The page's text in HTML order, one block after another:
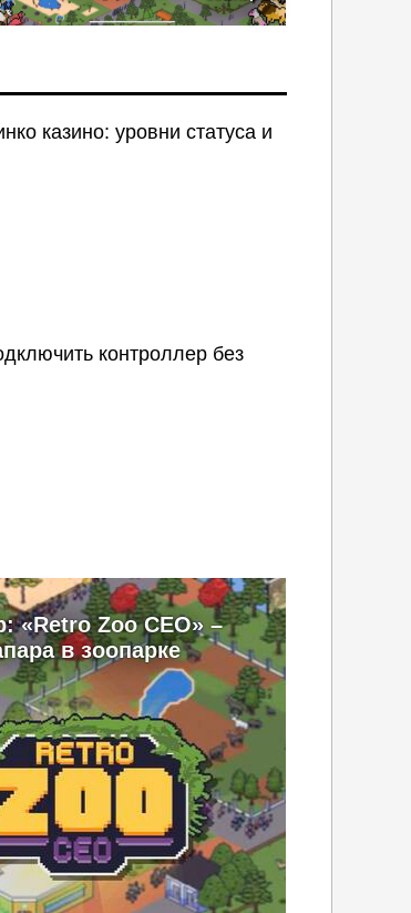
казино: уровни статуса и
контроллер без
«Retro Zoo CEO» –
в зоопарке